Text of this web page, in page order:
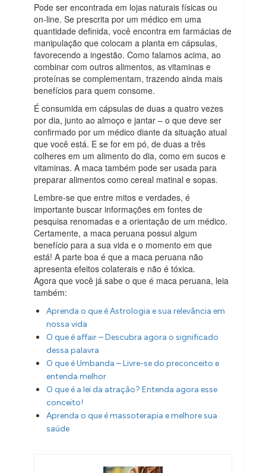
Pode ser encontrada em lojas naturais físicas ou
on-line. Se prescrita por um médico em uma
quantidade definida, você encontra em farmácias de
manipulação que colocam a planta em cápsulas,
favorecendo a ingestão. Como falamos acima, ao
combinar com outros alimentos, as vitaminas e
proteínas se complementam, trazendo ainda mais
benefícios para quem consome.
É consumida em cápsulas de duas a quatro vezes
por dia, junto ao almoço e jantar – o que deve ser
confirmado por um médico diante da situação atual
que você está. E se for em pó, de duas a três
colheres em um alimento do dia, como em sucos e
vitaminas. A maca também pode ser usada para
preparar alimentos como cereal matinal e sopas.
Lembre-se que entre mitos e verdades, é
importante buscar informações em fontes de
pesquisa renomadas e a orientação de um médico.
Certamente, a maca peruana possui algum
benefício para a sua vida e o momento em que
está! A parte boa é que a maca peruana não
apresenta efeitos colaterais e não é tóxica.
Agora que você já sabe o que é maca peruana, leia
também:
Aprenda o que é Astrologia e sua relevância em
nossa vida
O que é affair – Descubra agora o significado
dessa palavra
O que é Umbanda – Livre-se do preconceito e
entenda melhor
O que é a lei da atração? Entenda agora esse
conceito!
Aprenda o que é massoterapia e melhore sua
saúde